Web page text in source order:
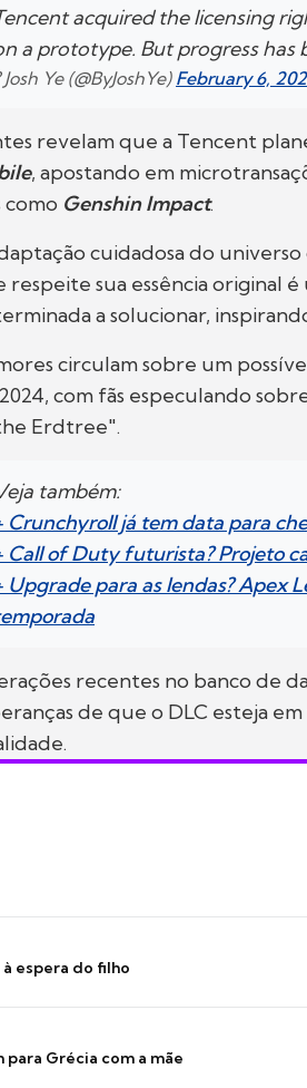
acquired the licensing
a prototype. But progress has
Josh Ye (@ByJoshYe) February 6,
revelam que a Tencent
, apostando em
como Genshin Impact.
cuidadosa do
respeite sua essência original
a solucionar,
circulam sobre um
com fãs especulando
Erdtree".
também:
Crunchyroll já tem data para
Call of Duty futurista? Projeto
Upgrade para as lendas? Apex
recentes no banco de
de que o DLC esteja
espera do filho
Grécia com a mãe